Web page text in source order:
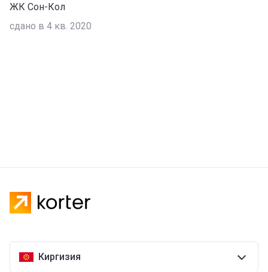
ЖК Сон-Кол
сдано в 4 кв. 2020
Киргизия